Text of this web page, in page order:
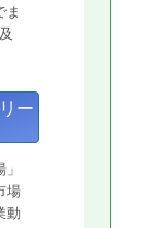
ま
ー
場
動